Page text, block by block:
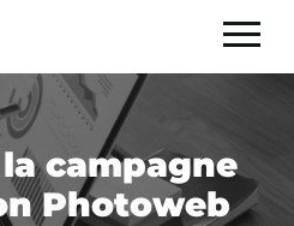
campagne
Photoweb